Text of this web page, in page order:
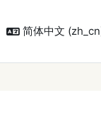
简体中文